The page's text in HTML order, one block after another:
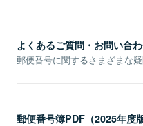
よくあるご質問・お問い合
郵便番号に関するさまざまな疑
郵便番号簿PDF（2025年度版